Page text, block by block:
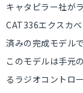
キャタピラー社が
CAT336エクスカ
済みの完成モデルで
このモデルは手元
るラジオコントロ